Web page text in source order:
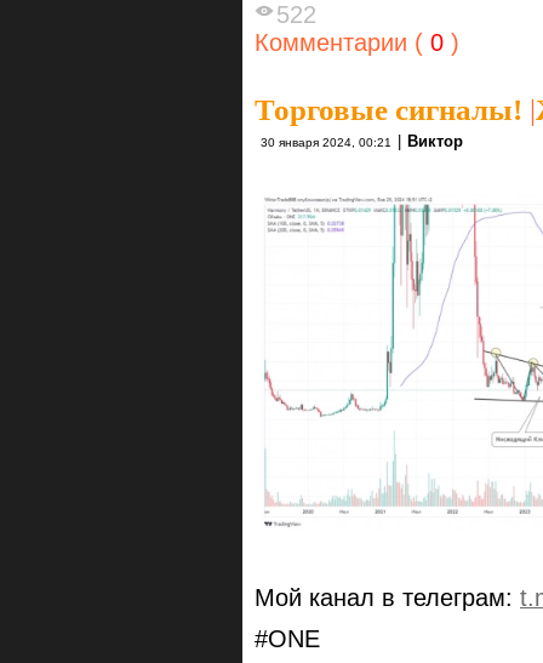
522
Комментарии ( 0 )
Торговые сигналы! |
30 января 2024, 00:21 Виктор
Мой канал в телеграм:
#ONE